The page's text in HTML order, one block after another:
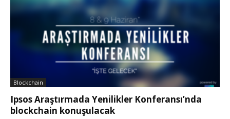
Blockchain
Ipsos Araştırmada Yenilikler Konferansı’nda
blockchain konuşulacak